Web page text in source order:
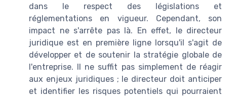
dans le respect des législations et
réglementations en vigueur. Cependant, son
impact ne s'arrête pas là. En effet, le directeur
juridique est en première ligne lorsqu'il s'agit de
développer et de soutenir la stratégie globale de
l'entreprise. Il ne suffit pas simplement de réagir
aux enjeux juridiques ; le directeur doit anticiper
et identifier les risques potentiels qui pourraient